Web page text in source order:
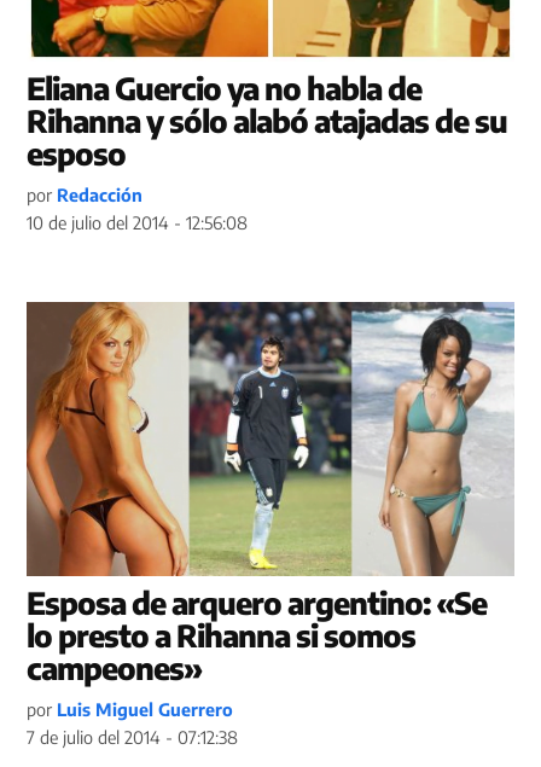
Eliana Guercio ya no habla de
Rihanna y sólo alabó atajadas de su
esposo
por Redacción
10 de julio del 2014 - 12:56:08
Esposa de arquero argentino: «Se
lo presto a Rihanna si somos
campeones»
por Luis Miguel Guerrero
7 de julio del 2014 - 07:12:38